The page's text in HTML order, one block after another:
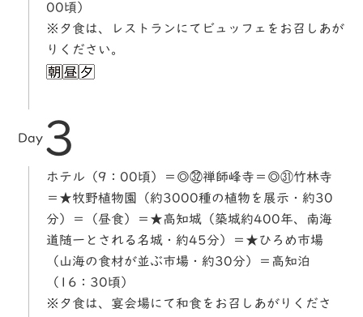
00頃）
※夕食は、レストランにてビュッフェをお召しあが
りください。
Day 3
ホテル（9：00頃）＝◎㉜禅師峰寺＝◎㉛竹林寺
＝★牧野植物園（約3000種の植物を展示・約30
分）＝（昼食）＝★高知城（築城約400年、南海
道随一とされる名城・約45分）＝★ひろめ市場
（山海の食材が並ぶ市場・約30分）＝高知泊
（16：30頃）
※夕食は、宴会場にて和食をお召しあがりくださ